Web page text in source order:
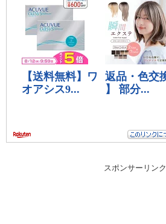
スポンサーリンク